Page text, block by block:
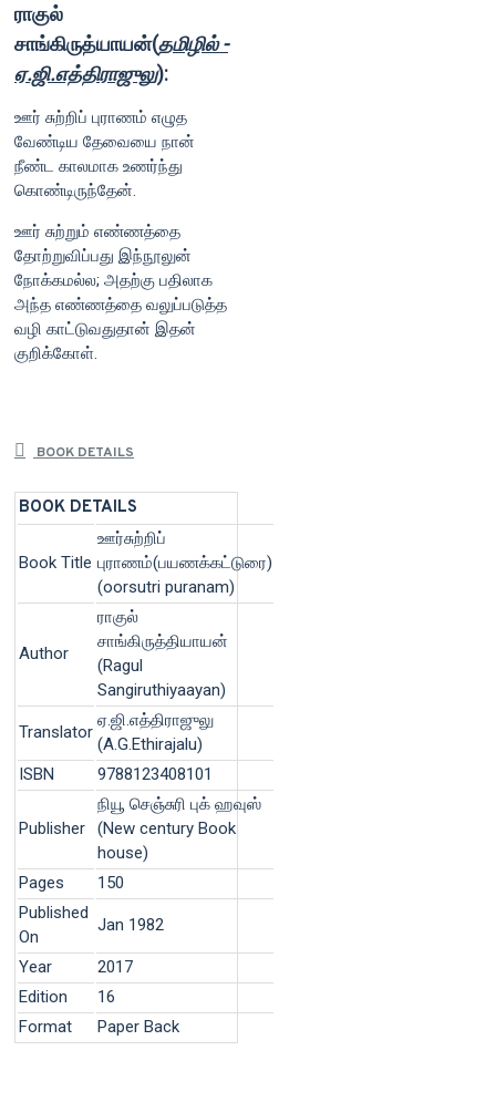
ராகுல்
சாங்கிருத்யாயன்(தமிழில் -
ஏ.ஜி.எத்திராஜுலு):
ஊர் சுற்றிப் புராணம் எழுத
வேண்டிய தேவையை நான்
நீண்ட காலமாக உணர்ந்து
கொண்டிருந்தேன்.
ஊர் சுற்றும் எண்ணத்தை
தோற்றுவிப்பது இந்நூலுன்
நோக்கமல்ல; அதற்கு பதிலாக
அந்த எண்ணத்தை வலுப்படுத்த
வழி காட்டுவதுதான் இதன்
குறிக்கோள்.
BOOK DETAILS
BOOK DETAILS
Book Title
ஊர்சுற்றிப்
புராணம்(பயணக்கட்டுரை)
(oorsutri puranam)
Author
ராகுல்
சாங்கிருத்தியாயன்
(Ragul
Sangiruthiyaayan)
Translator
ஏ.ஜி.எத்திராஜுலு
(A.G.Ethirajalu)
ISBN
9788123408101
Publisher
நியூ செஞ்சுரி புக் ஹவுஸ்
(New century Book
house)
Pages
150
Published
On
Jan 1982
Year
2017
Edition
16
Format
Paper Back